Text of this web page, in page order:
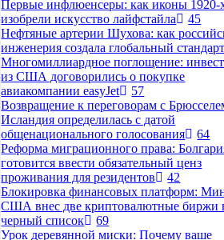
Первые инфлюенсеры: как иконы 1920-
изобрели искусство лайфстайла
45
Нефтяные артерии Шухова: как
инженерия создала глобальный стандарт
Многомиллиардное поглощение:
из США договорились о покупке
авиакомпании easyJet
57
Возвращение к переговорам с
Исландия определилась с датой
общенационального голосования
64
Реформа миграционного права:
готовится ввести обязательный ценз
проживания для резидентов
42
Блокировка финансовых платформ:
США внес две криптовалютные биржи
черный список
69
Урок деревянной миски: Почему ваше